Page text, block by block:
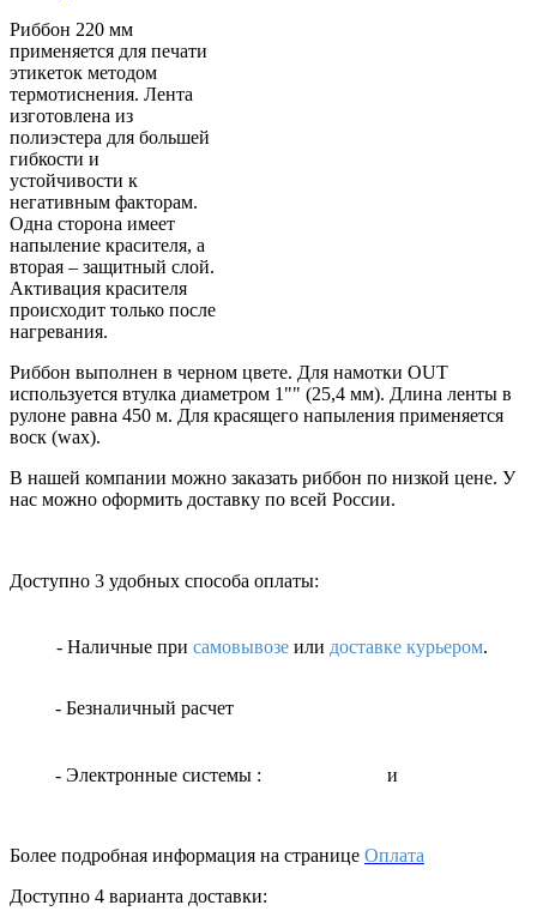
Риббон 220 мм
применяется для печати
этикеток методом
термотиснения. Лента
изготовлена из
полиэстера для большей
гибкости и
устойчивости к
негативным факторам.
Одна сторона имеет
напыление красителя, а
вторая – защитный слой.
Активация красителя
происходит только после
нагревания.
Риббон выполнен в черном цвете. Для намотки OUT
используется втулка диаметром 1"" (25,4 мм). Длина ленты в
рулоне равна 450 м. Для красящего напыления применяется
воск (wax).
В нашей компании можно заказать риббон по низкой цене. У
нас можно оформить доставку по всей России.
Доступно 3 удобных способа оплаты:
- Наличные при самовывозе или доставке курьером.
- Безналичный расчет
- Электронные системы : и
Более подробная информация на странице Оплата
Доступно 4 варианта доставки: